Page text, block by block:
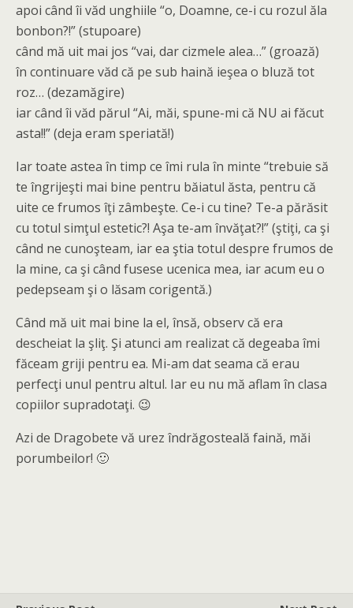
apoi când îi văd unghiile “o, Doamne, ce-i cu rozul ăla
bonbon?!” (stupoare)
când mă uit mai jos “vai, dar cizmele alea…” (groază)
în continuare văd că pe sub haină ieşea o bluză tot
roz… (dezamăgire)
iar când îi văd părul “Ai, măi, spune-mi că NU ai făcut
asta!!” (deja eram speriată!)
Iar toate astea în timp ce îmi rula în minte “trebuie să
te îngrijeşti mai bine pentru băiatul ăsta, pentru că
uite ce frumos îţi zâmbeşte. Ce-i cu tine? Te-a părăsit
cu totul simţul estetic?! Aşa te-am învăţat?!” (ştiţi, ca şi
când ne cunoşteam, iar ea ştia totul despre frumos de
la mine, ca şi când fusese ucenica mea, iar acum eu o
pedepseam şi o lăsam corigentă.)
Când mă uit mai bine la el, însă, observ că era
descheiat la şliţ. Şi atunci am realizat că degeaba îmi
făceam griji pentru ea. Mi-am dat seama că erau
perfecţi unul pentru altul. Iar eu nu mă aflam în clasa
copiilor supradotaţi. 😉
Azi de Dragobete vă urez îndrăgosteală faină, măi
porumbeilor! 🙂